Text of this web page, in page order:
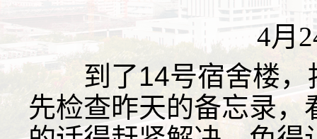
4月
到了14号宿舍楼，
先检查昨天的备忘录